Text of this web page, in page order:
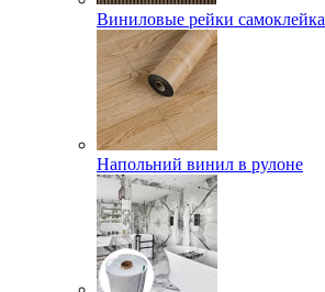
Виниловые рейки самоклейка
Напольний винил в рулоне